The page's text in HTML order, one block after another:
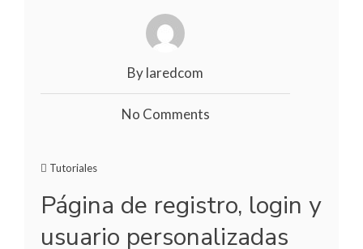
By laredcom
No Comments
Tutoriales
Página de registro, login y
usuario personalizadas